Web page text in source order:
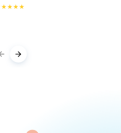
★★★★